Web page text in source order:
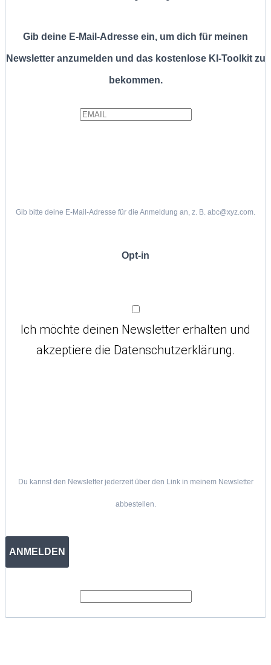
Gib deine E-Mail-Adresse ein, um dich für meinen
Newsletter anzumelden und das kostenlose KI-Toolkit zu
bekommen.
Gib bitte deine E-Mail-Adresse für die Anmeldung an, z. B. abc@xyz.com.
Opt-in
Ich möchte deinen Newsletter erhalten und
akzeptiere die Datenschutzerklärung.
Du kannst den Newsletter jederzeit über den Link in meinem Newsletter
abbestellen.
ANMELDEN